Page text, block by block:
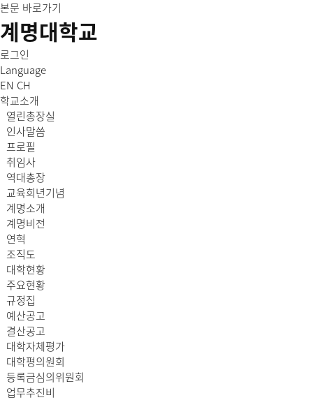
본문 바로가기
계명대학교
로그인
Language
EN CH
학교소개
열린총장실
인사말씀
프로필
취임사
역대총장
교육희년기념
계명소개
계명비전
연혁
조직도
대학현황
주요현황
규정집
예산공고
결산공고
대학자체평가
대학평의원회
등록금심의위원회
업무추진비